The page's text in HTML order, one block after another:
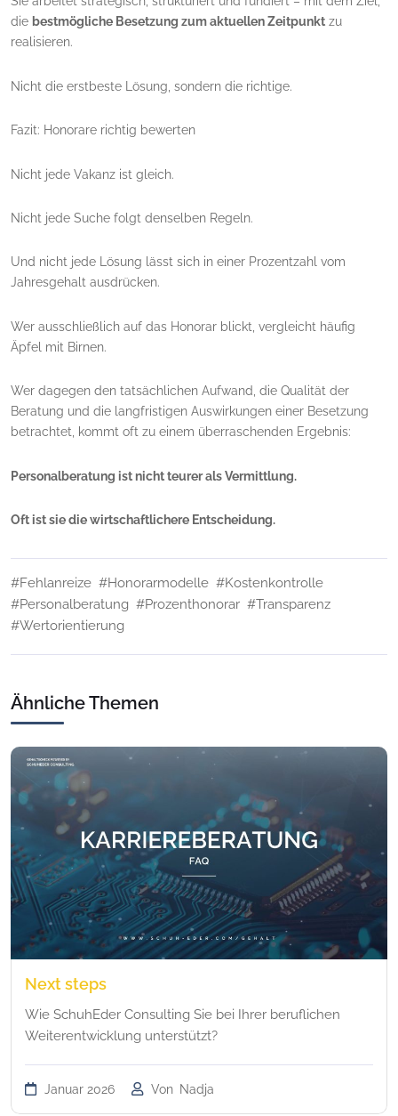
die bestmögliche Besetzung zum aktuellen Zeitpunkt zu
realisieren.
Nicht die erstbeste Lösung, sondern die richtige.
Fazit: Honorare richtig bewerten
Nicht jede Vakanz ist gleich.
Nicht jede Suche folgt denselben Regeln.
Und nicht jede Lösung lässt sich in einer Prozentzahl vom
Jahresgehalt ausdrücken.
Wer ausschließlich auf das Honorar blickt, vergleicht häufig
Äpfel mit Birnen.
Wer dagegen den tatsächlichen Aufwand, die Qualität der
Beratung und die langfristigen Auswirkungen einer Besetzung
betrachtet, kommt oft zu einem überraschenden Ergebnis:
Personalberatung ist nicht teurer als Vermittlung.
Oft ist sie die wirtschaftlichere Entscheidung.
#Fehlanreize #Honorarmodelle #Kostenkontrolle
#Personalberatung #Prozenthonorar #Transparenz
#Wertorientierung
Ähnliche Themen
Next steps
Wie SchuhEder Consulting Sie bei Ihrer beruflichen
Weiterentwicklung unterstützt?
Januar 2026 Von Nadja